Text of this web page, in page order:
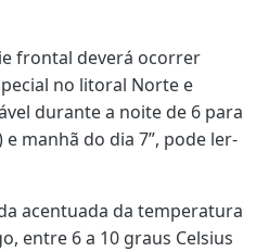
frontal deverá ocorrer
no litoral Norte e
durante a noite de 6 para
manhã do dia 7”, pode ler-
acentuada da temperatura
entre 6 a 10 graus Celsius